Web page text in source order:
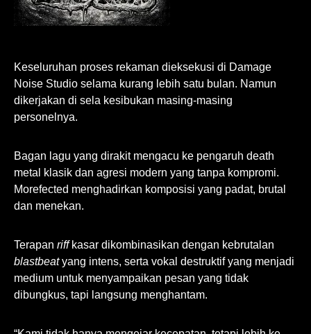
Keseluruhan proses rekaman dieksekusi di Damage
Noise Studio selama kurang lebih satu bulan. Namun
dikerjakan di sela kesibukan masing-masing
personelnya.
Bagan lagu yang dirakit mengacu ke pengaruh death
metal klasik dan agresi modern yang tanpa kompromi.
Morefected menghadirkan komposisi yang padat, brutal
dan menekan.
Terapan riffkasar dikombinasikan dengan kebrutalan
blastbeatyang intens, serta vokal destruktif yang menjadi
medium untuk menyampaikan pesan yang tidak
dibungkus, tapi langsung menghantam.